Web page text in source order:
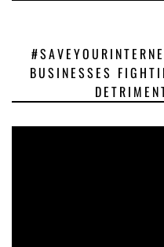
BUSINESSES